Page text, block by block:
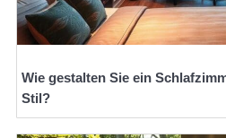
Wie gestalten Sie ein
Stil?